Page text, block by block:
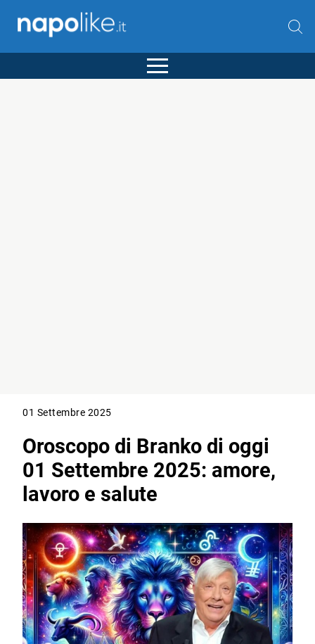
01 Settembre 2025
Oroscopo di Branko di oggi
01 Settembre 2025: amore,
lavoro e salute